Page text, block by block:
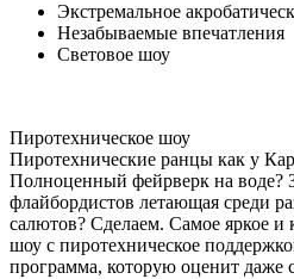
Экстремальное
Незабываемые впечатления
Световое шоу
Пиротехническое шоу
Пиротехнические ранцы как у
Полноценный фейрверк на воде?
флайбордистов летающая среди
салютов? Сделаем. Самое яркое и
шоу с пиротехническое
программа, которую оценит даже